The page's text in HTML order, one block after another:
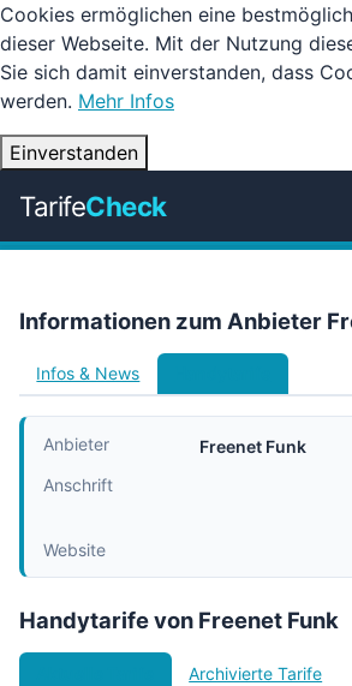
Cookies ermöglichen eine
dieser Webseite. Mit der Nutzung
Sie sich damit einverstanden, dass
werden. Mehr Infos
Einverstanden
TarifeCheck
Informationen zum Anbieter
Infos & News
Anbieter
Freenet Funk
Anschrift
Website
Handytarife von Freenet Funk
Archivierte Tarife